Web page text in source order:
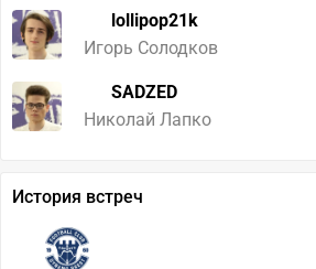
lollipop21k
Игорь Солодков
SADZED
Николай Лапко
История встреч